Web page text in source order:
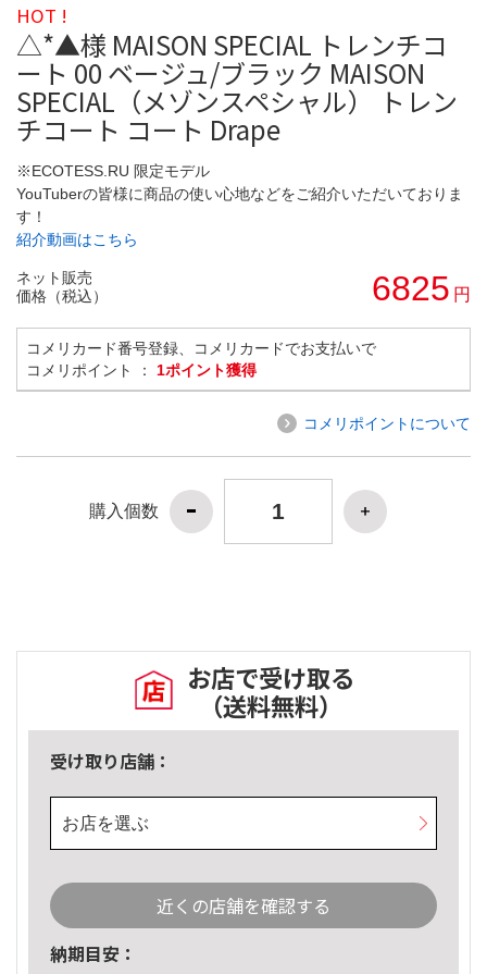
HOT !
△*▲様 MAISON SPECIAL トレンチコ
ート 00 ベージュ/ブラック MAISON
SPECIAL（メゾンスペシャル） トレン
チコート コート Drape
※ECOTESS.RU 限定モデル
YouTuberの皆様に商品の使い心地などをご紹介いただいておりま
す！
紹介動画はこちら
ネット販売
価格（税込）
6825 円
コメリカード番号登録、コメリカードでお支払いで
コメリポイント ： 1ポイント獲得
コメリポイントについて
購入個数
お店で受け取る
（送料無料）
受け取り店舗：
お店を選ぶ
近くの店舗を確認する
納期目安：